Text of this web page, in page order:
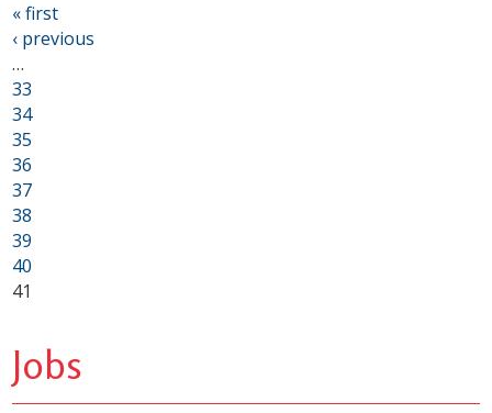
« first
‹ previous
…
33
34
35
36
37
38
39
40
41
Jobs